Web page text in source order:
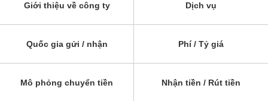
Giới thiệu về công ty Dịch vụ
Quốc gia gửi / nhận Phí / Tỷ giá
Mô phỏng chuyển tiền Nhận tiền / Rút tiền